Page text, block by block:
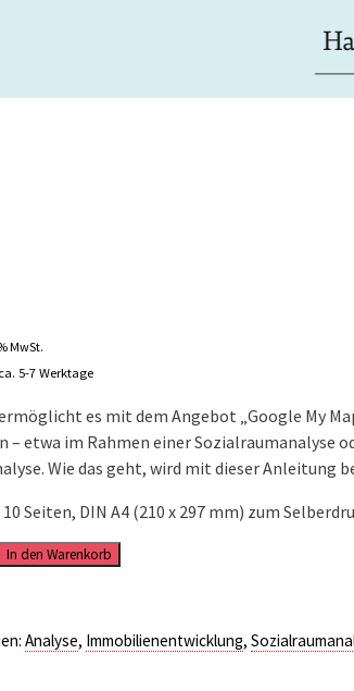
MwSt.
5-7 Werktage
es mit dem Angebot „Google My
– etwa im Rahmen einer Sozialraumanalyse
Wie das geht, wird mit dieser Anleitung
Seiten, DIN A4 (210 x 297 mm) zum
In den Warenkorb
Analyse, Immobilienentwicklung,